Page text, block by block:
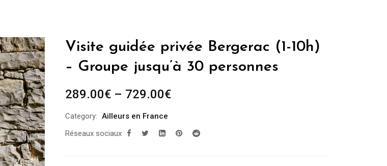
Visite guidée privée Bergerac (1-10h)
– Groupe jusqu’à 30 personnes
289.00€ – 729.00€
Category: Ailleurs en France
Réseaux sociaux